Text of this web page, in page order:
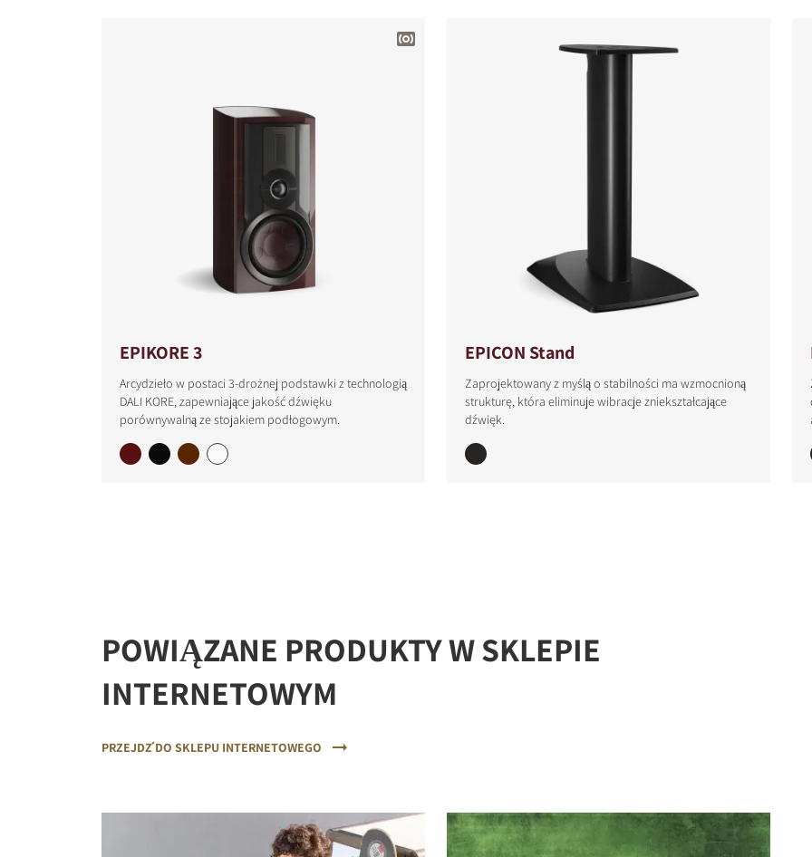
COMPARE PRODUCTS
REGISTER TO DOWNLOAD
EPIKORE 3
Arcydzieło w postaci 3-drożnej podstawki z technologią
DALI KORE, zapewniające jakość dźwięku
porównywalną ze stojakiem podłogowym.
EPICON Stand
Zaprojektowany z myślą o stabilności ma wzmocnioną
strukturę, która eliminuje wibracje zniekształcające
dźwięk.
POWIĄZANE PRODUKTY W SKLEPIE
INTERNETOWYM
PRZEJDŹ DO SKLEPU INTERNETOWEGO